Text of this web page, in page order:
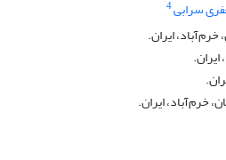
سرابی4
ایران.
خرم‌آباد، ایران.